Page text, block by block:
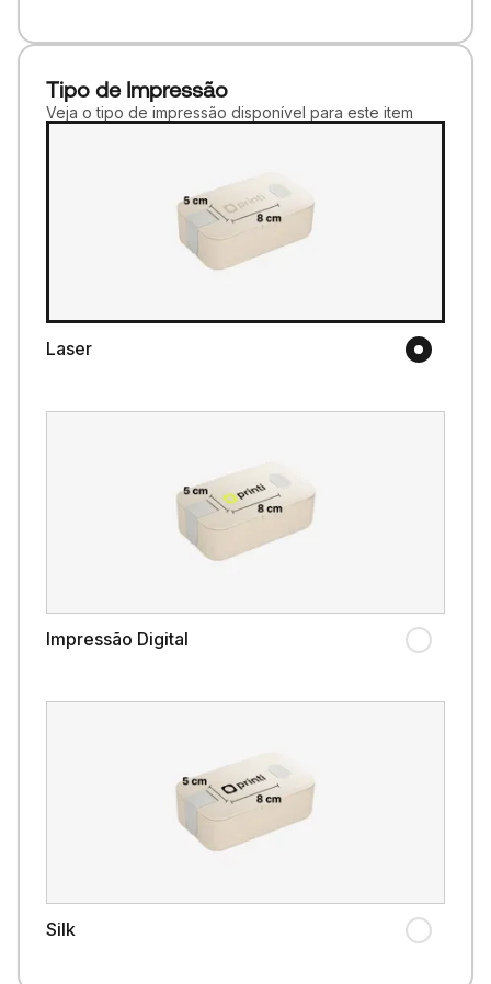
Tipo de Impressão
Veja o tipo de impressão disponível para este item
Laser
Impressão Digital
Silk